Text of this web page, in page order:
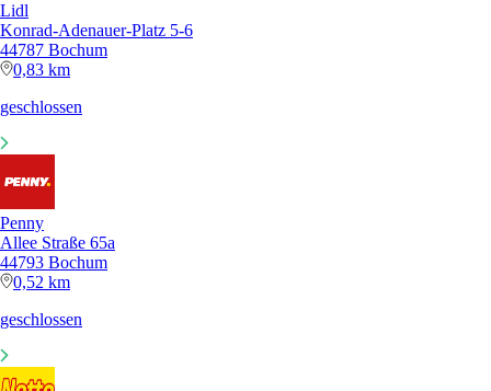
Lidl
Konrad-Adenauer-Platz 5-6
44787 Bochum
0,83 km
geschlossen
Penny
Allee Straße 65a
44793 Bochum
0,52 km
geschlossen